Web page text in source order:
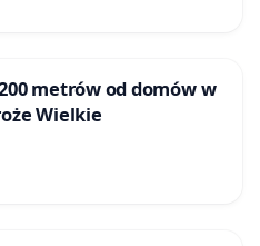
metrów od domów w
Wielkie